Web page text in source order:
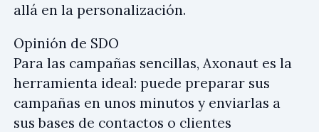
allá en la personalización.
Opinión de SDO
Para las campañas sencillas, Axonaut es la
herramienta ideal: puede preparar sus
campañas en unos minutos y enviarlas a
sus bases de contactos o clientes